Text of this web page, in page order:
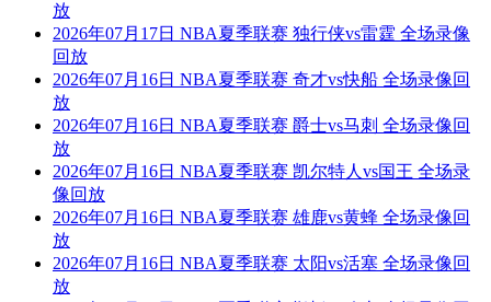
放
2026年07月17日 NBA夏季联赛 独行侠vs雷霆 全场录像
回放
2026年07月16日 NBA夏季联赛 奇才vs快船 全场录像回
放
2026年07月16日 NBA夏季联赛 爵士vs马刺 全场录像回
放
2026年07月16日 NBA夏季联赛 凯尔特人vs国王 全场录
像回放
2026年07月16日 NBA夏季联赛 雄鹿vs黄蜂 全场录像回
放
2026年07月16日 NBA夏季联赛 太阳vs活塞 全场录像回
放